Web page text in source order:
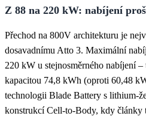
Z 88 na 220 kW: nabíjení
Přechod na 800V architekturu je
dosavadnímu Atto 3. Maximální
220 kW u stejnosměrného nabíjení
kapacitou 74,8 kWh (oproti 60,48
technologii Blade Battery s lithium-
konstrukcí Cell-to-Body, kdy články